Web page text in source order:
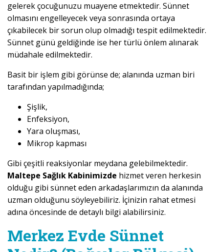
gelerek çocuğunuzu muayene etmektedir. Sünnet
olmasını engelleyecek veya sonrasında ortaya
çıkabilecek bir sorun olup olmadığı tespit edilmektedir.
Sünnet günü geldiğinde ise her türlü önlem alınarak
müdahale edilmektedir.
Basit bir işlem gibi görünse de; alanında uzman biri
tarafından yapılmadığında;
Şişlik,
Enfeksiyon,
Yara oluşması,
Mikrop kapması
Gibi çeşitli reaksiyonlar meydana gelebilmektedir.
Maltepe Sağlık Kabinimizde hizmet veren herkesin
olduğu gibi sünnet eden arkadaşlarımızın da alanında
uzman olduğunu söyleyebiliriz. İçinizin rahat etmesi
adına öncesinde de detaylı bilgi alabilirsiniz.
Merkez Evde Sünnet